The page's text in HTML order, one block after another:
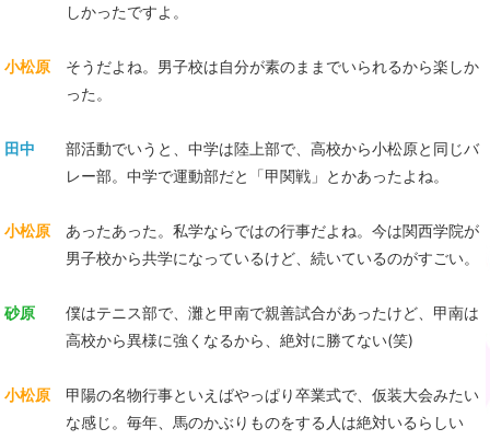
しかったですよ。
小松原
そうだよね。男子校は自分が素のままでいられるから楽しか
った。
田中
部活動でいうと、中学は陸上部で、高校から小松原と同じバ
レー部。中学で運動部だと「甲関戦」とかあったよね。
小松原
あったあった。私学ならではの行事だよね。今は関西学院が
男子校から共学になっているけど、続いているのがすごい。
砂原
僕はテニス部で、灘と甲南で親善試合があったけど、甲南は
高校から異様に強くなるから、絶対に勝てない(笑)
小松原
甲陽の名物行事といえばやっぱり卒業式で、仮装大会みたい
な感じ。毎年、馬のかぶりものをする人は絶対いるらしい